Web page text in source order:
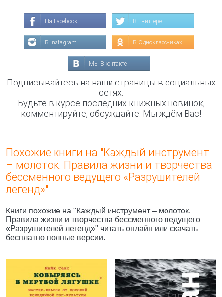
На Facebook В Твиттере
В Instagram В Одноклассниках
Мы Вконтакте
Подписывайтесь на наши страницы в социальных
сетях.
Будьте в курсе последних книжных новинок,
комментируйте, обсуждайте. Мы ждём Вас!
Похожие книги на "Каждый инструмент
– молоток. Правила жизни и творчества
бессменного ведущего «Разрушителей
легенд»"
Книги похожие на "Каждый инструмент – молоток.
Правила жизни и творчества бессменного ведущего
«Разрушителей легенд»" читать онлайн или скачать
бесплатно полные версии.